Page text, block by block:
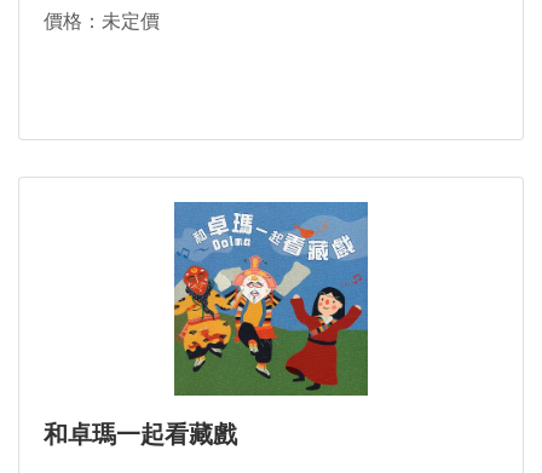
價格：未定價
和卓瑪一起看藏戲